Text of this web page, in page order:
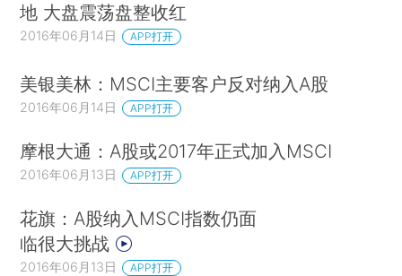
地 大盘震荡盘整收红
2016年06月14日 APP打开
美银美林：MSCI主要客户反对纳入A股
2016年06月14日 APP打开
摩根大通：A股或2017年正式加入MSCI
2016年06月13日 APP打开
花旗：A股纳入MSCI指数仍面
临很大挑战
2016年06月13日 APP打开